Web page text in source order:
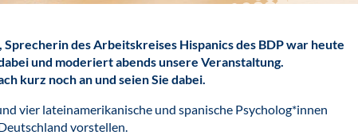
des Arbeitskreises Hispanics des BDP war heute
und moderiert abends unsere Veranstaltung.
kurz noch an und seien Sie dabei.
vier lateinamerikanische und spanische Psycholog*innen
vorstellen.